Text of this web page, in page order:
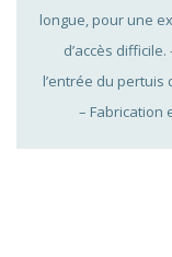
longue, pour une
d’accès
l’entrée du pertuis
– Fabrication